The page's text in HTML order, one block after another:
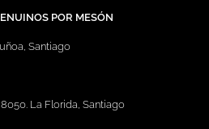
POR MESÓN
Santiago
La Florida, Santiago